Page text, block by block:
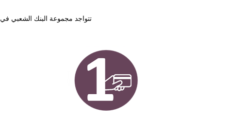
تتواجد مجموعة البنك الشعبي في 32 دولة عبر العالم، وتُعتبر في المغرب الرائد في جمع الادخار وفاعلًا رئيسيًا في تمويل الاقتصاد الوطني